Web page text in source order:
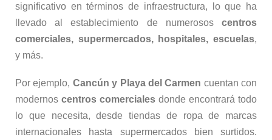
significativo en términos de infraestructura, lo que ha
llevado al establecimiento de numerosos centros
comerciales, supermercados, hospitales, escuelas,
y más.
Por ejemplo, Cancún y Playa del Carmen cuentan con
modernos centros comerciales donde encontrará todo
lo que necesita, desde tiendas de ropa de marcas
internacionales hasta supermercados bien surtidos.